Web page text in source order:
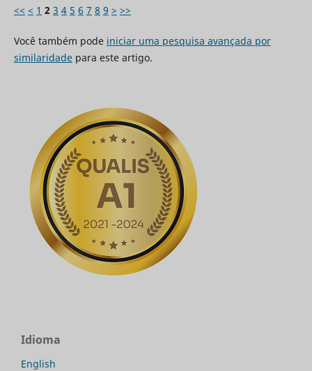
<< < 1 2 3 4 5 6 7 8 9 > >>
Você também pode iniciar uma pesquisa avançada por
similaridadepara este artigo.
Idioma
English